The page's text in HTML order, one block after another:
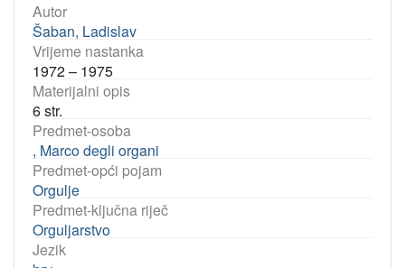
Autor
Šaban, Ladislav
Vrijeme nastanka
1972 – 1975
Materijalni opis
6 str.
Predmet-osoba
, Marco degli organi
Predmet-opći pojam
Orgulje
Predmet-ključna riječ
Orguljarstvo
Jezik